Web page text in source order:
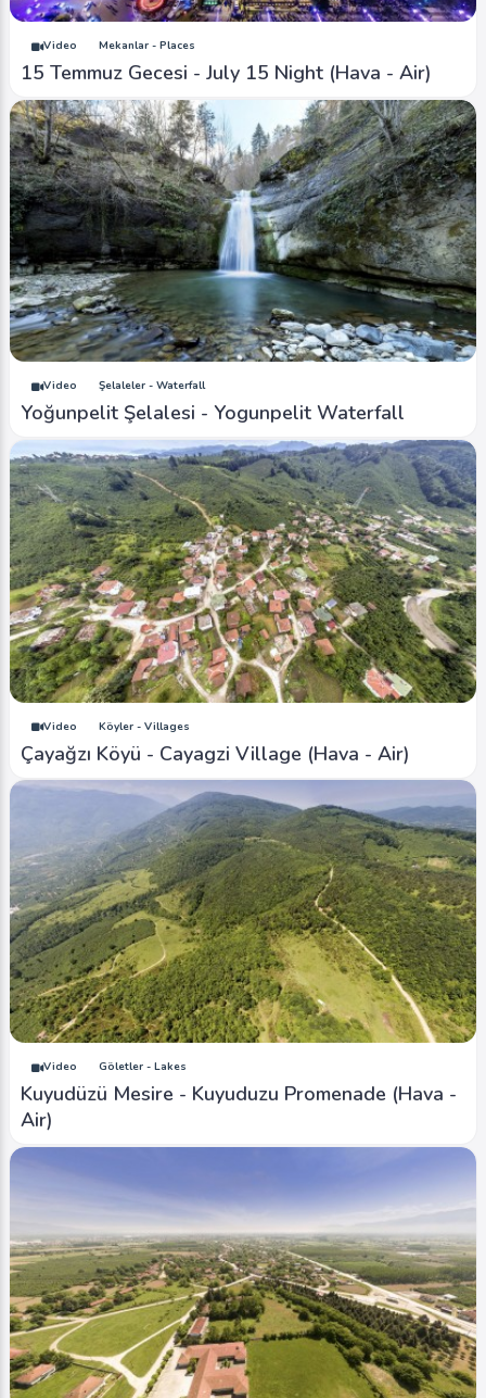
Video Mekanlar - Places
15 Temmuz Gecesi - July 15 Night (Hava - Air)
Video Şelaleler - Waterfall
Yoğunpelit Şelalesi - Yogunpelit Waterfall
Video Köyler - Villages
Çayağzı Köyü - Cayagzi Village (Hava - Air)
Video Göletler - Lakes
Kuyudüzü Mesire - Kuyuduzu Promenade (Hava -
Air)